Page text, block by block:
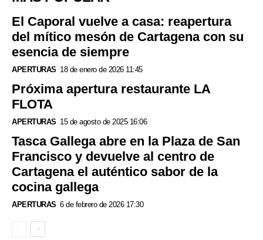
El Caporal vuelve a casa: reapertura
del mítico mesón de Cartagena con su
esencia de siempre
APERTURAS 18 de enero de 2026 11:45
Próxima apertura restaurante LA
FLOTA
APERTURAS 15 de agosto de 2025 16:06
Tasca Gallega abre en la Plaza de San
Francisco y devuelve al centro de
Cartagena el auténtico sabor de la
cocina gallega
APERTURAS 6 de febrero de 2026 17:30